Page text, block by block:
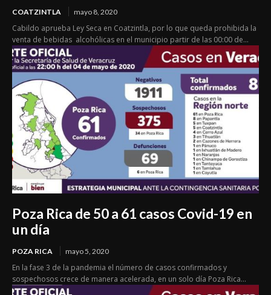
COATZINTLA mayo 8, 2020
Cabildo aprueba Ley Seca en Coatzintla, por lo que queda prohibida la
venta de bebidas alcohólicas en el municipio partir de las 00:00 de...
Poza Rica de 50 a 61 casos Covid-19 en
un día
POZA RICA mayo 5, 2020
En la fase 3 de la pandemia el número de casos confirmados y
sospechosos crece de manera acelerada, en un solo día Poza Rica...